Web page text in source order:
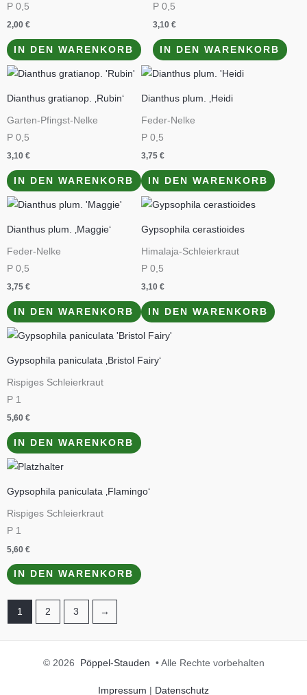
P 0,5
2,00 €
IN DEN WARENKORB
P 0,5
3,10 €
IN DEN WARENKORB
Dianthus gratianop. ‚Rubin‘
Garten-Pfingst-Nelke
P 0,5
3,10 €
IN DEN WARENKORB
Dianthus plum. ‚Heidi
Feder-Nelke
P 0,5
3,75 €
IN DEN WARENKORB
Dianthus plum. ‚Maggie‘
Feder-Nelke
P 0,5
3,75 €
IN DEN WARENKORB
Gypsophila cerastioides
Himalaja-Schleierkraut
P 0,5
3,10 €
IN DEN WARENKORB
Gypsophila paniculata ‚Bristol Fairy‘
Rispiges Schleierkraut
P 1
5,60 €
IN DEN WARENKORB
Gypsophila paniculata ‚Flamingo‘
Rispiges Schleierkraut
P 1
5,60 €
IN DEN WARENKORB
1 2 3 →
© 2026 Pöppel-Stauden • Alle Rechte vorbehalten
Impressum Datenschutz